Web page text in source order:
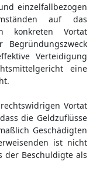
einzelfallbezogen
auf das
konkreten Vortat
Verteidigung
eine
Vortat
die Geldzuflüsse
Geschädigten
ist nicht
der Beschuldigte als